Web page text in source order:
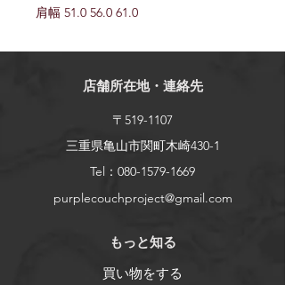
肩幅 51.0 56.0 61.0
店舗所在地・連絡先
〒519-1107
三重県亀山市関町木崎430-1
Tel：080-1579-1669
purplecouchproject@gmail.com
​もっと知る
買い物をする